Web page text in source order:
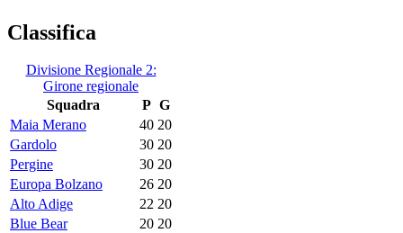
Classifica
Divisione Regionale 2:
Girone regionale
Squadra
P G
Maia Merano
40 20
Gardolo
30 20
Pergine
30 20
Europa Bolzano
26 20
Alto Adige
22 20
Blue Bear
20 20